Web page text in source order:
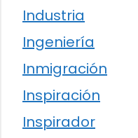
Industria
Ingeniería
Inmigración
Inspiración
Inspirador